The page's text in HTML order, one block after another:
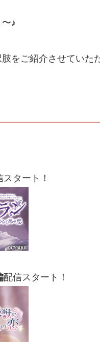
♪
をご紹介させていた
スタート！
配信スタート！